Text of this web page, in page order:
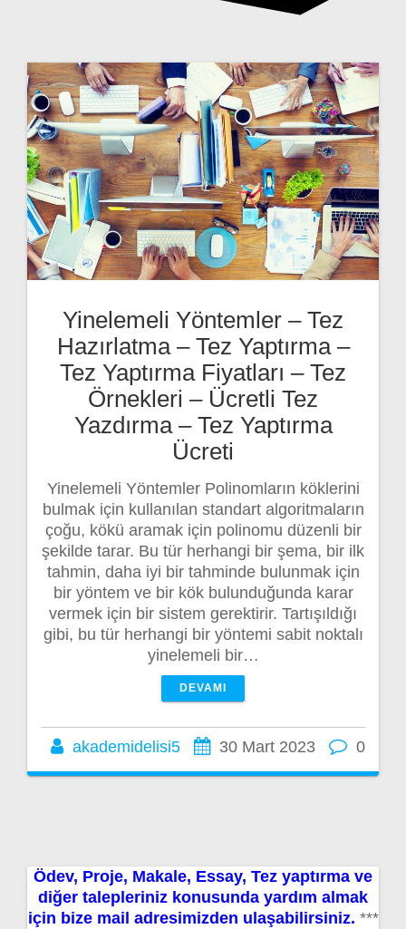
Yinelemeli Yöntemler – Tez
Hazırlatma – Tez Yaptırma –
Tez Yaptırma Fiyatları – Tez
Örnekleri – Ücretli Tez
Yazdırma – Tez Yaptırma
Ücreti
Yinelemeli Yöntemler Polinomların köklerini
bulmak için kullanılan standart algoritmaların
çoğu, kökü aramak için polinomu düzenli bir
şekilde tarar. Bu tür herhangi bir şema, bir ilk
tahmin, daha iyi bir tahminde bulunmak için
bir yöntem ve bir kök bulunduğunda karar
vermek için bir sistem gerektirir. Tartışıldığı
gibi, bu tür herhangi bir yöntemi sabit noktalı
yinelemeli bir…
DEVAMI
akademidelisi5 30 Mart 2023 0
Ödev, Proje, Makale, Essay, Tez yaptırma ve
diğer talepleriniz konusunda yardım almak
için bize mail adresimizden ulaşabilirsiniz. ***